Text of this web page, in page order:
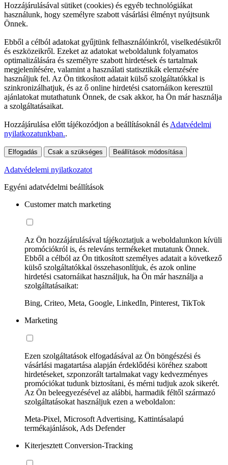
Hozzájárulásával sütiket (cookies) és egyéb technológiákat
használunk, hogy személyre szabott vásárlási élményt nyújtsunk
Önnek.
Ebből a célból adatokat gyűjtünk felhasználóinkról, viselkedésükről
és eszközeikről. Ezeket az adatokat weboldalunk folyamatos
optimalizálására és személyre szabott hirdetések és tartalmak
megjelenítésére, valamint a használati statisztikák elemzésére
használjuk fel. Az Ön titkosított adatait külső szolgáltatókkal is
szinkronizálhatjuk, és az ő online hirdetési csatornáikon keresztül
ajánlatokat mutathatunk Önnek, de csak akkor, ha Ön már használja
a szolgáltatásaikat.
Hozzájárulása előtt tájékozódjon a beállításoknál és Adatvédelmi
nyilatkozatunkban..
Elfogadás Csak a szükséges Beállítások módosítása
Adatvédelemi nyilatkozatot
Egyéni adatvédelmi beállítások
Customer match marketing
Az Ön hozzájárulásával tájékoztatjuk a weboldalunkon kívüli
promóciókról is, és releváns termékeket mutatunk Önnek.
Ebből a célból az Ön titkosított személyes adatait a következő
külső szolgáltatókkal összehasonlítjuk, és azok online
hirdetési csatornáikat használjuk, ha Ön már használja a
szolgáltatásaikat:
Bing, Criteo, Meta, Google, LinkedIn, Pinterest, TikTok
Marketing
Ezen szolgáltatások elfogadásával az Ön böngészési és
vásárlási magatartása alapján érdeklődési köréhez szabott
hirdetéseket, szponzorált tartalmakat vagy kedvezményes
promóciókat tudunk biztosítani, és mérni tudjuk azok sikerét.
Az Ön beleegyezésével az alábbi, harmadik féltől származó
szolgáltatásokat használjuk ezen a weboldalon:
Meta-Pixel, Microsoft Advertising, Kattintásalapú
termékajánlások, Ads Defender
Kiterjesztett Conversion-Tracking